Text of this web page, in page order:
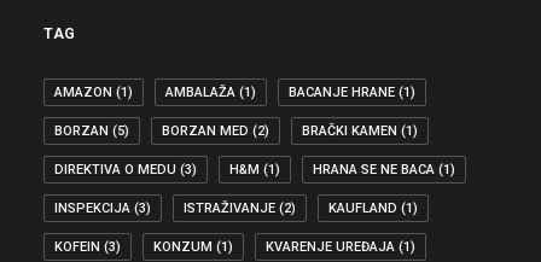
TAG
AMAZON (1) AMBALAŽA (1) BACANJE HRANE (1)
BORZAN (5) BORZAN MED (2) BRAČKI KAMEN (1)
DIREKTIVA O MEDU (3) H&M (1) HRANA SE NE BACA (1)
INSPEKCIJA (3) ISTRAŽIVANJE (2) KAUFLAND (1)
KOFEIN (3) KONZUM (1) KVARENJE UREĐAJA (1)